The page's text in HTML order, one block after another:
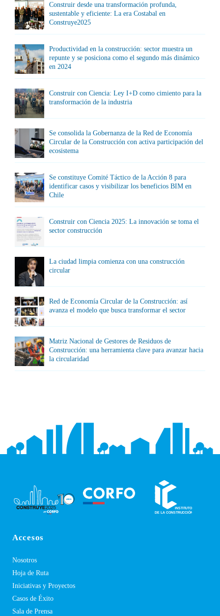
Construir desde una transformación profunda,
sustentable y eficiente: La era Costabal en
Construye2025
Productividad en la construcción: sector muestra un
repunte y se posiciona como el segundo más dinámico
en 2024
Construir con Ciencia: Ley I+D como cimiento para la
transformación de la industria
Se consolida la Gobernanza de la Red de Economía
Circular de la Construcción con activa participación del
ecosistema
Se constituye Comité Táctico de la Acción 8 para
identificar casos y visibilizar los beneficios BIM en
Chile
Construir con Ciencia 2025: La innovación se toma el
sector construcción
La ciudad limpia comienza con una construcción
circular
Red de Economía Circular de la Construcción: así
avanza el modelo que busca transformar el sector
Matriz Nacional de Gestores de Residuos de
Construcción: una herramienta clave para avanzar hacia
la circularidad
Accesos
Nosotros
Hoja de Ruta
Iniciativas y Proyectos
Casos de Éxito
Sala de Prensa